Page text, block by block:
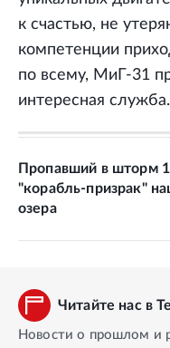
к счастью, не
компетенции
по всему, МиГ-31
интересная служба.
Пропавший в шторм
"корабль-призрак"
озера
Читайте нас в
Новости о прошлом и